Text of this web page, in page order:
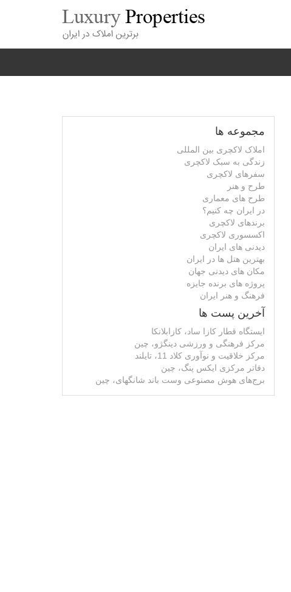
مجموعه ها
املاک لاکچری بین المللی
زندگی به سبک لاکچری
سفرهای لاکچری
طرح و هنر
طرح های معماری
در ایران چه کنیم؟
برندهای لاکچری
اکسسوری لاکچری
دیدنی های ایران
بهترین هتل ها در ایران
مکان های دیدنی جهان
پروژه های برنده جایزه
فرهنگ و هنر ایران
آخرین پست ها
ایستگاه قطار کازا ساد، کازابلانکا
مرکز فرهنگی و ورزشی دینگژو، چین
مرکز خلاقیت و نوآوری کلاد 11، تایلند
دفاتر مرکزی ایکس پنگ، چین
برج‌های هوش مصنوعی وست باند شانگهای، چین